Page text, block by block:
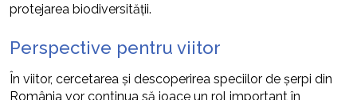
protejarea biodiversității.
Perspective pentru viitor
În viitor, cercetarea și descoperirea speciilor de șerpi din
România vor continua să joace un rol important în